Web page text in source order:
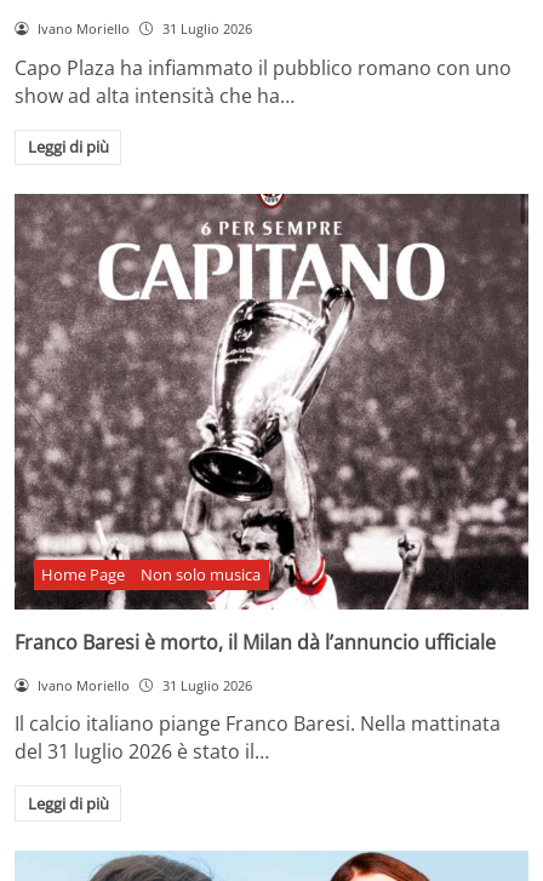
Ivano Moriello 31 Luglio 2026
Capo Plaza ha infiammato il pubblico romano con uno
show ad alta intensità che ha…
Leggi di più
Home Page Non solo musica
Franco Baresi è morto, il Milan dà l’annuncio ufficiale
Ivano Moriello 31 Luglio 2026
Il calcio italiano piange Franco Baresi. Nella mattinata
del 31 luglio 2026 è stato il…
Leggi di più